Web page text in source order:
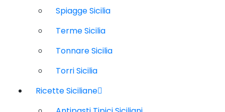
Spiagge Sicilia
Terme Sicilia
Tonnare Sicilia
Torri Sicilia
Ricette Siciliane